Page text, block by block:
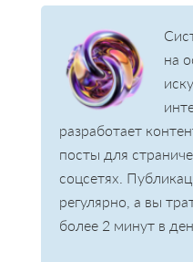
на
разработает
посты для
соцсетях.
регулярно, а вы
более 2 минут в